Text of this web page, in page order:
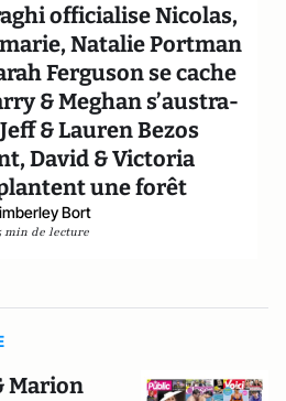
officialise Nicolas,
Natalie Portman
Ferguson se cache
& Meghan s’austra-
& Lauren Bezos
David & Victoria
une forêt
Bort
min de lecture
Marion